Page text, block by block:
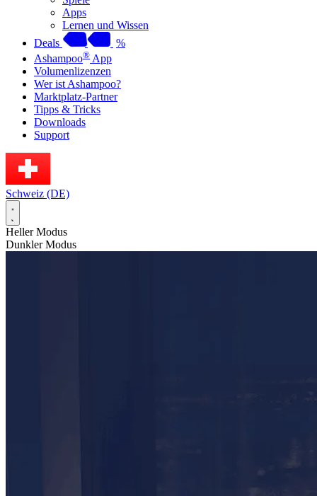
Apps
Lernen und Wissen
Deals
%
Ashampoo® App
Volumenlizenzen
Wer ist Ashampoo?
Marktplatz-Partner
Tipps & Tricks
Downloads
Support
Schweiz (DE)
Heller Modus
Dunkler Modus